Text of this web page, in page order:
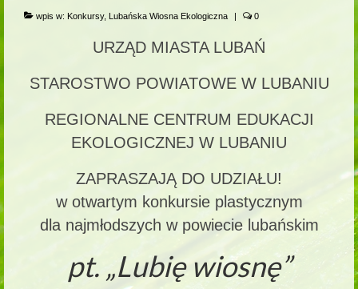
wpis w: Konkursy, Lubańska Wiosna Ekologiczna | 0
URZĄD MIASTA LUBAŃ
STAROSTWO POWIATOWE W LUBANIU
REGIONALNE CENTRUM EDUKACJI
EKOLOGICZNEJ W LUBANIU
ZAPRASZAJĄ DO UDZIAŁU!
w otwartym konkursie plastycznym
dla najmłodszych w powiecie lubańskim
pt. „Lubię wiosnę”